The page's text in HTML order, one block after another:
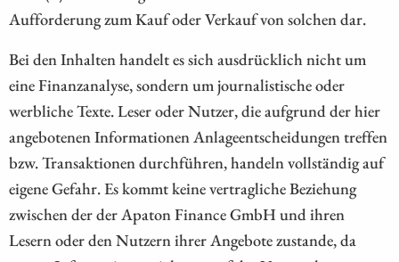
Aufforderung zum Kauf oder Verkauf von solchen dar.
Bei den Inhalten handelt es sich ausdrücklich nicht um
eine Finanzanalyse, sondern um journalistische oder
werbliche Texte. Leser oder Nutzer, die aufgrund der hier
angebotenen Informationen Anlageentscheidungen treffen
bzw. Transaktionen durchführen, handeln vollständig auf
eigene Gefahr. Es kommt keine vertragliche Beziehung
zwischen der der Apaton Finance GmbH und ihren
Lesern oder den Nutzern ihrer Angebote zustande, da